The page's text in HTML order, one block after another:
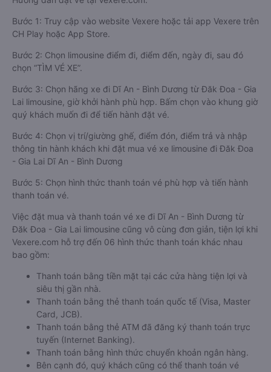
Bước 1: Truy cập vào website Vexere hoặc tải app Vexere trên
CH Play hoặc App Store.
Bước 2: Chọn limousine điểm đi, điểm đến, ngày đi, sau đó
chọn “TÌM VÉ XE”.
Bước 3: Chọn hãng xe đi Dĩ An - Bình Dương từ Đăk Đoa - Gia
Lai limousine, giờ khởi hành phù hợp. Bấm chọn vào khung giờ
quý khách muốn đi để tiến hành đặt vé.
Bước 4: Chọn vị trí/giường ghế, điểm đón, điểm trả và nhập
thông tin hành khách khi đặt mua vé xe limousine đi Đăk Đoa
- Gia Lai Dĩ An - Bình Dương
Bước 5: Chọn hình thức thanh toán vé phù hợp và tiến hành
thanh toán vé.
Việc đặt mua và thanh toán vé xe đi Dĩ An - Bình Dương từ
Đăk Đoa - Gia Lai limousine cũng vô cùng đơn giản, tiện lợi khi
Vexere.com hỗ trợ đến 06 hình thức thanh toán khác nhau
bao gồm:
Thanh toán bằng tiền mặt tại các cửa hàng tiện lợi và
siêu thị gần nhà.
Thanh toán bằng thẻ thanh toán quốc tế (Visa, Master
Card, JCB).
Thanh toán bằng thẻ ATM đã đăng ký thanh toán trực
tuyến (Internet Banking).
Thanh toán bằng hình thức chuyển khoản ngân hàng.
Bên cạnh đó, quý khách cũng có thể thanh toán vé